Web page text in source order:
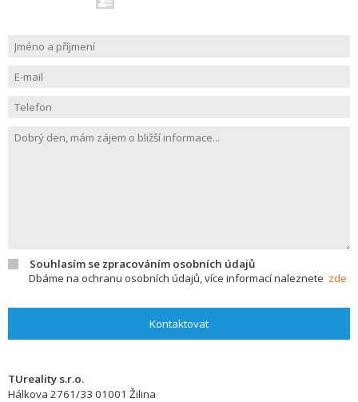
Souhlasím se zpracováním osobních údajů
Dbáme na ochranu osobních údajů, více informací naleznete zde
Kontaktovat
TUreality s.r.o.
Hálkova 2761/33 01001 Žilina